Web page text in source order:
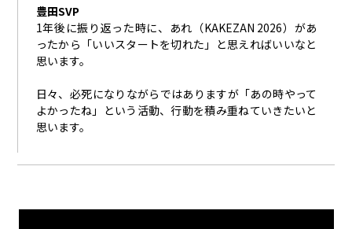
豊田SVP
1年後に振り返った時に、あれ（KAKEZAN 2026）があ
ったから「いいスタートを切れた」と思えればいいなと
思います。
日々、必死になりながらではありますが「あの時やって
よかったね」という活動、行動を積み重ねていきたいと
思います。